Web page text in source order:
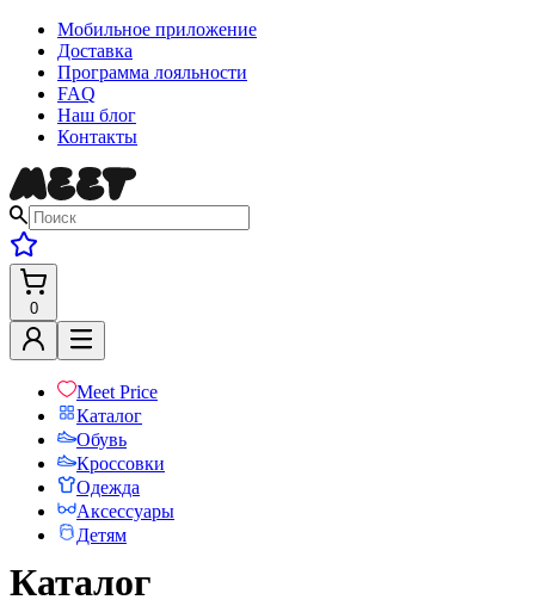
Мобильное приложение
Доставка
Программа лояльности
FAQ
Наш блог
Контакты
0
Meet Price
Каталог
Обувь
Кроссовки
Одежда
Аксессуары
Детям
Каталог